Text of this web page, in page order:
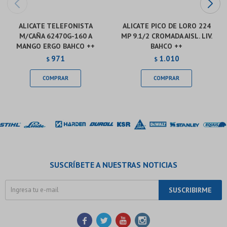
ALICATE TELEFONISTA
M/CAÑA 62470G-160 A
MANGO ERGO BAHCO ++
$ 971
ALICATE PICO DE LORO 224
MP 9.1/2 CROMADA AISL. LIV.
BAHCO ++
$ 1.010
SUSCRÍBETE A NUESTRAS NOTICIAS
SUSCRIBIRME
   